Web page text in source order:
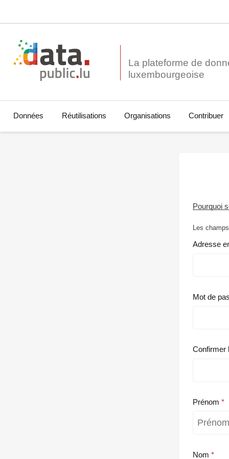
La plateforme de
Données Réutilisations Organisations Contribuer
Pourquoi
Les
Adresse
Mot de
Confirmer
Prénom
Nom